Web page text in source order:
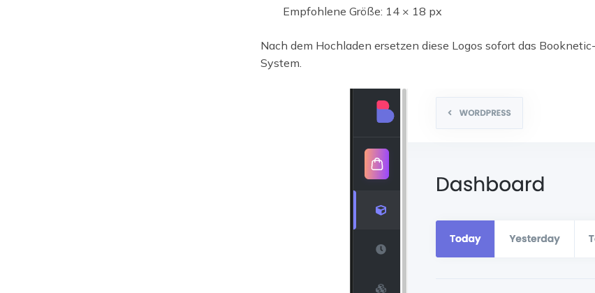
Empfohlene Größe: 14 × 18 px
Nach dem Hochladen ersetzen diese Logos sofort das
System.